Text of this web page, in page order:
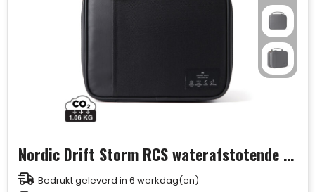
Nordic Drift Storm RCS waterafstotende lunchtas
Bedrukt geleverd in 6 werkdag(en)